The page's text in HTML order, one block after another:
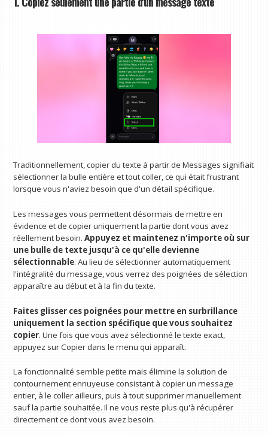
Traditionnellement, copier du texte à partir de Messages signifiait
sélectionner la bulle entière et tout coller, ce qui était frustrant
lorsque vous n'aviez besoin que d'un détail spécifique.
Les messages vous permettent désormais de mettre en
évidence et de copier uniquement la partie dont vous avez
réellement besoin.Appuyez et maintenez n'importe où sur
une bulle de texte jusqu'à ce qu'elle devienne
sélectionnable. Au lieu de sélectionner automatiquement
l'intégralité du message, vous verrez des poignées de sélection
apparaître au début et à la fin du texte.
Faites glisser ces poignées pour mettre en surbrillance
uniquement la section spécifique que vous souhaitez
copier. Une fois que vous avez sélectionné le texte exact,
appuyez sur Copier dans le menu qui apparaît.
La fonctionnalité semble petite mais élimine la solution de
contournement ennuyeuse consistant à copier un message
entier, à le coller ailleurs, puis à tout supprimer manuellement
sauf la partie souhaitée. Il ne vous reste plus qu'à récupérer
directement ce dont vous avez besoin.